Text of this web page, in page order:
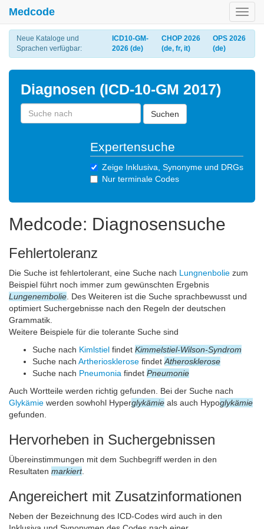
Medcode
Neue Kataloge und
Sprachen verfügbar:
ICD10-GM-
2026 (de)
CHOP 2026
(de, fr, it)
OPS 2026
(de)
Diagnosen (ICD-10-GM 2017)
Suchen
Expertensuche
Zeige Inklusiva, Synonyme und DRGs
Nur terminale Codes
Medcode: Diagnosensuche
Fehlertoleranz
Die Suche ist fehlertolerant, eine Suche nach Lungnenbolie zum
Beispiel führt noch immer zum gewünschten Ergebnis
Lungenembolie . Des Weiteren ist die Suche sprachbewusst und
optimiert Suchergebnisse nach den Regeln der deutschen
Grammatik.
Weitere Beispiele für die tolerante Suche sind
Suche nach Kimlstiel findet Kimmelstiel-Wilson-Syndrom
Suche nach Artheriosklerose findet Atherosklerose
Suche nach Pneumonia findet Pneumonie
Auch Wortteile werden richtig gefunden. Bei der Suche nach
Glykämie werden sowhohl Hyperglykämie als auch Hypoglykämie
gefunden.
Hervorheben in Suchergebnissen
Übereinstimmungen mit dem Suchbegriff werden in den
Resultaten markiert.
Angereichert mit Zusatzinformationen
Neben der Bezeichnung des ICD-Codes wird auch in den